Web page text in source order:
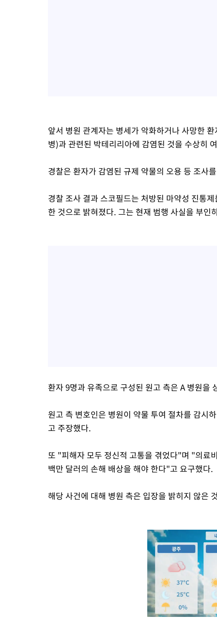
앞서 병원 관계자는 병세가 악화하거나 사망한
병)과 관련된 박테리리아에 감염된 것을 수상히
경찰은 환자가 감염된 규제 약물의 오용 등 조사
경찰 조사 결과 스코필드는 처방된 마약성 진통
한 것으로 밝혀졌다. 그는 현재 범행 사실을 부인
환자 9명과 유족으로 구성된 원고 측은 A 병원
원고 측 변호인은 병원이 약물 투여 절차를 감시
고 주장했다.
또 "피해자 모두 정신적 고통을 겪었다"며 "의료
백만 달러의 손해 배상을 해야 한다"고 요구했다.
해당 사건에 대해 병원 측은 입장을 밝히지 않은